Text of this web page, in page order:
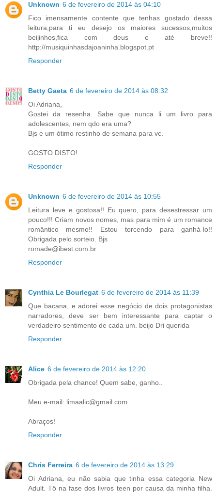
Unknown 6 de fevereiro de 2014 às 04:10
Fico imensamente contente que tenhas gostado dessa
leitura,para ti eu desejo os maiores sucessos,muitos
beijinhos,fica com deus e até breve!!
http://musiquinhasdajoaninha.blogspot.pt
Responder
Betty Gaeta 6 de fevereiro de 2014 às 08:32
Oi Adriana,
Gostei da resenha. Sabe que nunca li um livro para
adolescentes, nem qdo era uma?
Bjs e um ótimo restinho de semana para vc.
GOSTO DISTO!
Responder
Unknown 6 de fevereiro de 2014 às 10:55
Leitura leve e gostosa!! Eu quero, para desestressar um
pouco!!! Criam novos nomes, mas para mim é um romance
romântico mesmo!! Estou torcendo para ganhá-lo!!
Obrigada pelo sorteio. Bjs
romade@ibest.com.br
Responder
Cynthia Le Bourlegat 6 de fevereiro de 2014 às 11:39
Que bacana, e adorei esse negócio de dois protagonistas
narradores, deve ser bem interessante para captar o
verdadeiro sentimento de cada um. beijo Dri querida
Responder
Alice 6 de fevereiro de 2014 às 12:20
Obrigada pela chance! Quem sabe, ganho..
Meu e-mail: limaalic@gmail.com
Abraços!
Responder
Chris Ferreira 6 de fevereiro de 2014 às 13:29
Oi Adriana, eu não sabia que tinha essa categoria New
Adult. Tô na fase dos livros teen por causa da minha filha.